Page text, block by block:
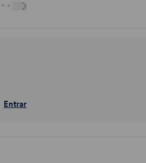
Entrar